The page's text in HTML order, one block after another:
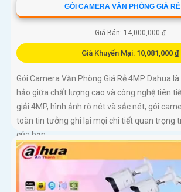
GÓI CAMERA VĂN PHÒNG GIÁ
Giá Bán: 14,000,000 ₫
Giá Khuyến Mại: 10,081,000 ₫
Gói Camera Văn Phòng Giá Rẻ 4MP Dahua
hảo giữa chất lượng cao và công nghệ tiên
giải 4MP, hình ảnh rõ nét và sắc nét, gói
toàn tin tưởng ghi lại mọi chi tiết quan trọng
của bạn